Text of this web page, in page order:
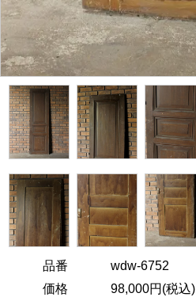
品番
wdw-6752
価格
98,000円(税込)